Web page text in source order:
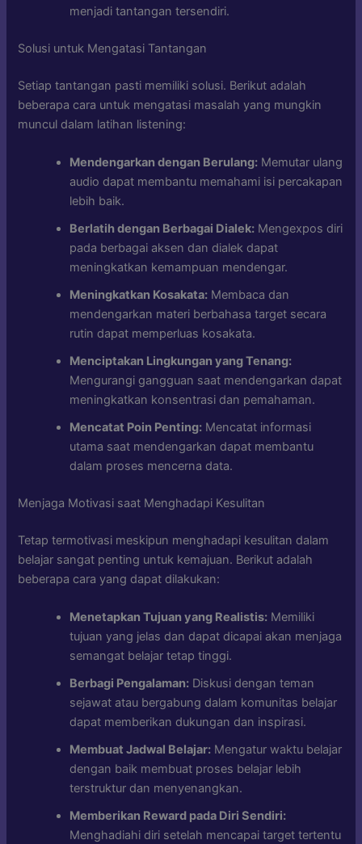
menjadi tantangan tersendiri.
Solusi untuk Mengatasi Tantangan
Setiap tantangan pasti memiliki solusi. Berikut adalah
beberapa cara untuk mengatasi masalah yang mungkin
muncul dalam latihan listening:
Mendengarkan dengan Berulang: Memutar ulang
audio dapat membantu memahami isi percakapan
lebih baik.
Berlatih dengan Berbagai Dialek: Mengexpos diri
pada berbagai aksen dan dialek dapat
meningkatkan kemampuan mendengar.
Meningkatkan Kosakata: Membaca dan
mendengarkan materi berbahasa target secara
rutin dapat memperluas kosakata.
Menciptakan Lingkungan yang Tenang:
Mengurangi gangguan saat mendengarkan dapat
meningkatkan konsentrasi dan pemahaman.
Mencatat Poin Penting: Mencatat informasi
utama saat mendengarkan dapat membantu
dalam proses mencerna data.
Menjaga Motivasi saat Menghadapi Kesulitan
Tetap termotivasi meskipun menghadapi kesulitan dalam
belajar sangat penting untuk kemajuan. Berikut adalah
beberapa cara yang dapat dilakukan:
Menetapkan Tujuan yang Realistis: Memiliki
tujuan yang jelas dan dapat dicapai akan menjaga
semangat belajar tetap tinggi.
Berbagi Pengalaman: Diskusi dengan teman
sejawat atau bergabung dalam komunitas belajar
dapat memberikan dukungan dan inspirasi.
Membuat Jadwal Belajar: Mengatur waktu belajar
dengan baik membuat proses belajar lebih
terstruktur dan menyenangkan.
Memberikan Reward pada Diri Sendiri:
Menghadiahi diri setelah mencapai target tertentu